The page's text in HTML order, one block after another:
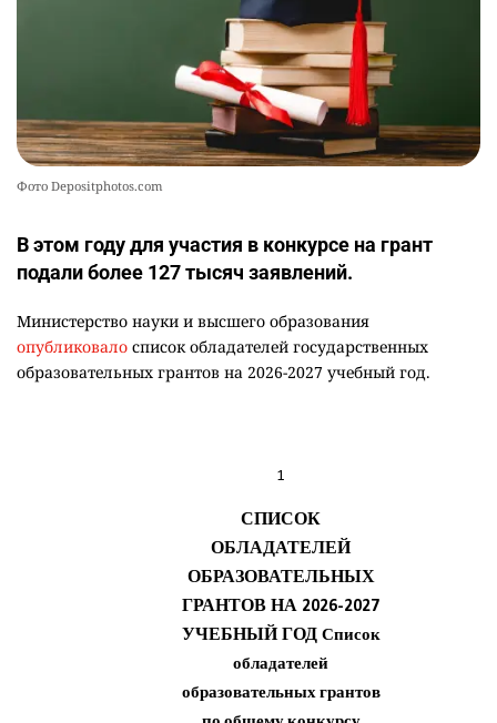
Фото Depositphotos.com
В этом году для участия в конкурсе на грант
подали более 127 тысяч заявлений.
Министерство науки и высшего образования
опубликовало список обладателей государственных
образовательных грантов на 2026-2027 учебный год.